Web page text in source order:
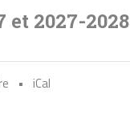
2027-2028
• iCal